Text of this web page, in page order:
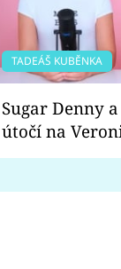
TADEÁŠ KUBĚNKA
Sugar Denny
útočí na
Proč je podle